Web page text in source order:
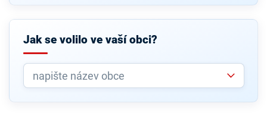
Jak se volilo ve vaší obci?